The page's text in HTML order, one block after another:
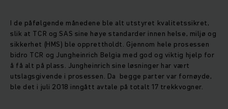
I de påfølgende månedene ble alt utstyret kvalitetssikret,
slik at TCR og SAS sine høye standarder innen helse, miljø og
sikkerhet (HMS) ble opprettholdt. Gjennom hele prosessen
bidro TCR og Jungheinrich Belgia med god og viktig hjelp for
å få alt på plass. Jungheinrich sine løsninger har vært
utslagsgivende i prosessen. Da begge parter var fornøyde,
ble det i juli 2018 inngått avtale på totalt 17 trekkvogner.